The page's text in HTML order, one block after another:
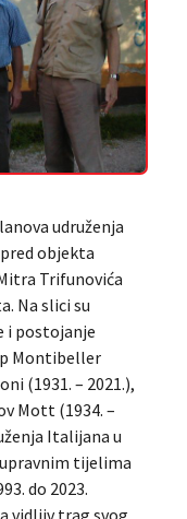
udruženja
objekta
Trifunovića
Na slici su
i postojanje
Montibeller
(1931. – 2021.),
Mott (1934. –
Italijana u
tijelima
do 2023.